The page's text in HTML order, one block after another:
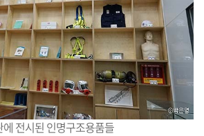
전시된 인명구조용품들